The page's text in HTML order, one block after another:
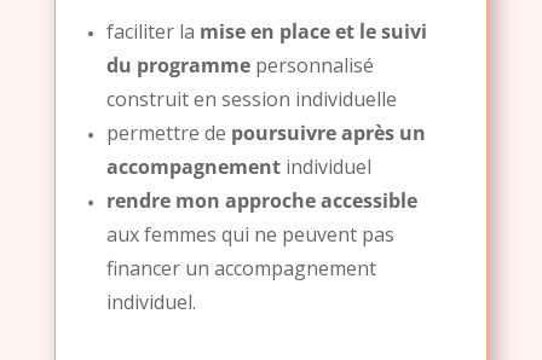
faciliter la mise en place et le suivi
du programmepersonnalisé
construit en session individuelle
permettre de poursuivre après un
accompagnementindividuel
rendre mon approche accessible
aux femmes qui ne peuvent pas
financer un accompagnement
individuel.